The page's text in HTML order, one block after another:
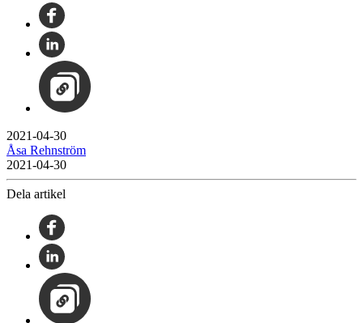
2021-04-30
Åsa Rehnström
2021-04-30
Dela artikel